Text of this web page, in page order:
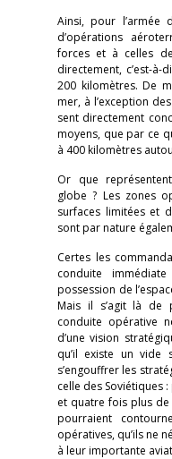
Ainsi, pour l’armée
d’opérations
forces et à celles
directement, c’est-
200 kilomètres. De
mer, à l’exception
sent directement
moyens, que par ce
à 400 kilomètres
Or que
globe ? Les zones
surfaces limitées et
sont par nature
Certes les
conduite
possession de
Mais il s’agit là de
conduite opérative
d’une vision
qu’il existe un vide
s’engouffrer les
celle des Soviétiques
et quatre fois plus
pourraient
opératives, qu’ils ne
à leur importante